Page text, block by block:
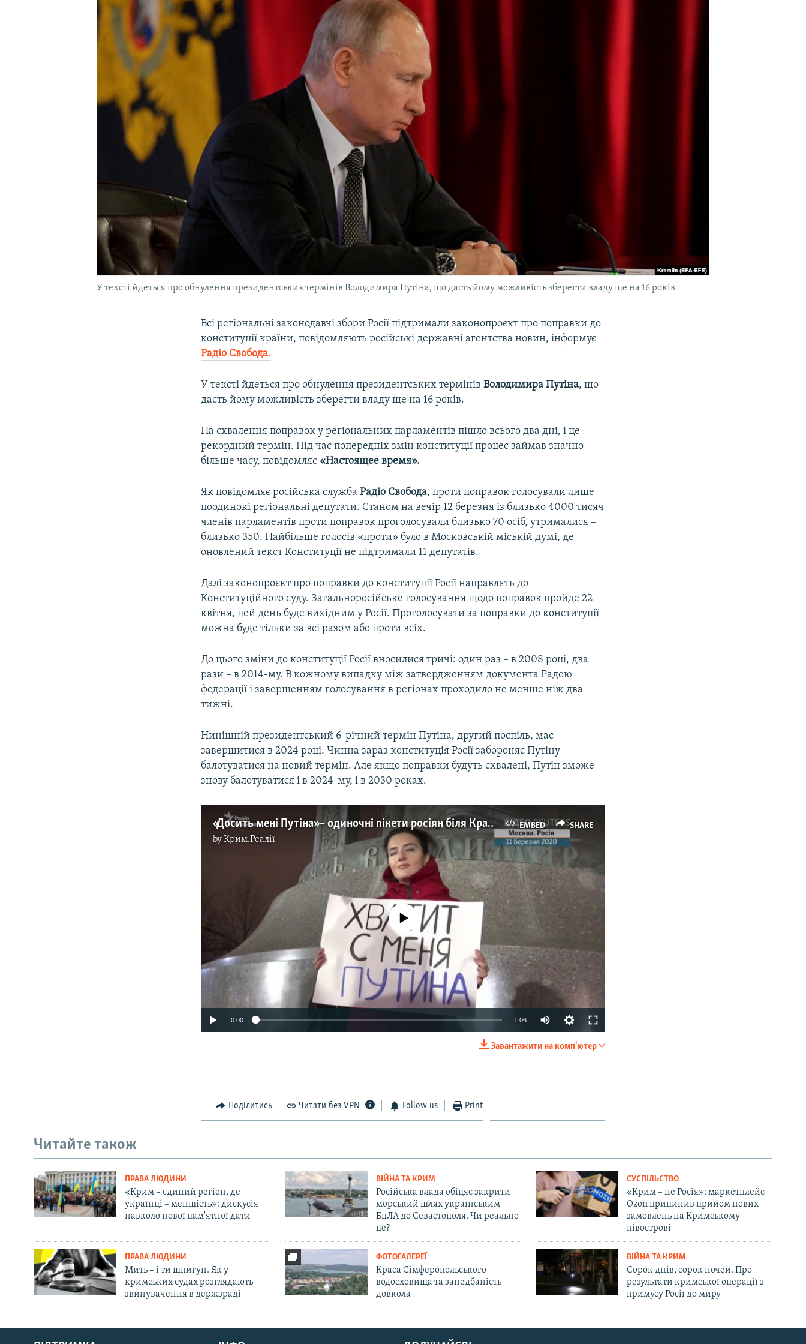
Русский
У тексті йдеться про обнулення президентських термінів Володимира Путіна, що дасть йому можливість зберегти владу ще на 16 років
Всі регіональні законодавчі збори Росії підтримали законопроєкт про поправки до
конституції країни, повідомляють російські державні агентства новин, інформує
Радіо Свобода.
У тексті йдеться про обнулення президентських термінівВолодимира Путіна, що
дасть йому можливість зберегти владу ще на 16 років.
На схвалення поправок у регіональних парламентів пішло всього два дні, і це
рекордний термін. Під час попередніх змін конституції процес займав значно
більше часу, повідомляє «Настоящее время».
Як повідомляє російська служба Радіо Свобода, проти поправок голосували лише
поодинокі регіональні депутати. Станом на вечір 12 березня із близько 4000 тисяч
членів парламентів проти поправок проголосували близько 70 осіб, утрималися –
близько 350. Найбільше голосів «проти» було в Московській міській думі, де
оновлений текст Конституції не підтримали 11 депутатів.
Далі законопроєкт про поправки до конституції Росії направлять до
Конституційного суду. Загальноросійське голосування щодо поправок пройде 22
квітня, цей день буде вихідним у Росії. Проголосувати за поправки до конституції
можна буде тільки за всі разом або проти всіх.
До цього зміни до конституції Росії вносилися тричі: один раз – в 2008 році, два
рази – в 2014-му. В кожному випадку між затвердженням документа Радою
федерації і завершенням голосування в регіонах проходило не менше ніж два
тижні.
Нинішній президентський 6-річний термін Путіна, другий поспіль, має
завершитися в 2024 році. Чинна зараз конституція Росії забороняє Путіну
балотуватися на новий термін. Але якщо поправки будуть схвалені, Путін зможе
знову балотуватися і в 2024-му, і в 2030 роках.
EMBED SHARE
«Досить мені Путіна» – одиночні пікети росіян біля Красної площі в Москві (відео)
byКрим.Реалії
Auto 270p 360p 404p
No media source currently available
0:00 1:06
Завантажити на комп'ютер
Поділитись Читати без VPN Follow us Print
Читайте також
ПРАВА ЛЮДИНИ
«Крим – єдиний регіон, де
українці – меншість»: дискусія
навколо нової пам'ятної дати
ВІЙНА ТА КРИМ
Російська влада обіцяє закрити
морський шлях українським
БпЛА до Севастополя. Чи реально
це?
СУСПІЛЬСТВО
«Крим – не Росія»: маркетплейс
Ozon припинив прийом нових
замовлень на Кримському
півострові
ПРАВА ЛЮДИНИ
Мить – і ти шпигун. Як у
кримських судах розглядають
звинувачення в держзраді
ФОТОГАЛЕРЕЇ
Краса Сімферопольського
водосховища та занедбаність
довкола
ВІЙНА ТА КРИМ
Сорок днів, сорок ночей. Про
результати кримської операції з
примусу Росії до миру